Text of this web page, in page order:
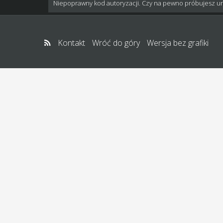
Niepoprawny kod autoryzacji. Czy na pewno próbujesz
Kontakt Wróć do góry Wersja bez grafiki